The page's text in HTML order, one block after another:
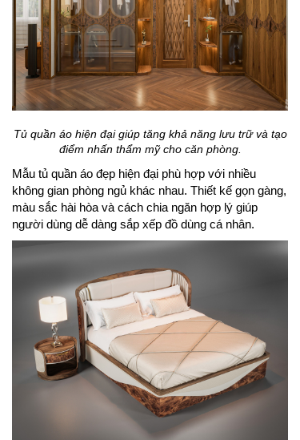
Tủ quần áo hiện đại giúp tăng khả năng lưu trữ và tạo
điểm nhấn thẩm mỹ cho căn phòng.
Mẫu tủ quần áo đẹp hiện đại phù hợp với nhiều
không gian phòng ngủ khác nhau. Thiết kế gọn gàng,
màu sắc hài hòa và cách chia ngăn hợp lý giúp
người dùng dễ dàng sắp xếp đồ dùng cá nhân.